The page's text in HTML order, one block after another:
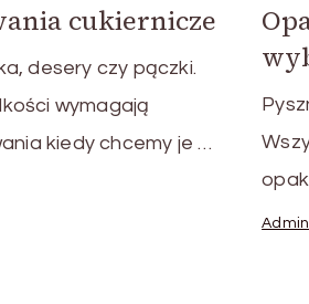
cukiernicze
desery czy pączki.
wymagają
kiedy chcemy je …
Admin